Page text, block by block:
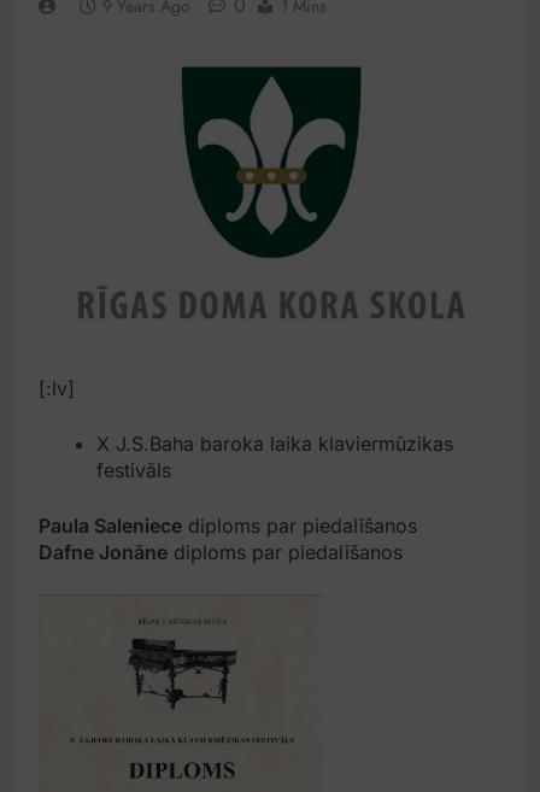
9 Years Ago 0 1 Mins
[:lv]
X J.S.Baha baroka laika klaviermūzikas
festivāls
Paula Saleniece diploms par piedalīšanos
Dafne Jonāne diploms par piedalīšanos